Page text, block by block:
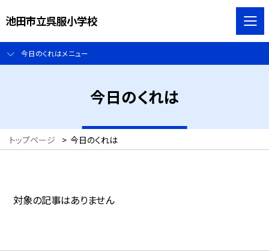
池田市立呉服小学校
今日のくれはメニュー
今日のくれは
トップページ > 今日のくれは
対象の記事はありません